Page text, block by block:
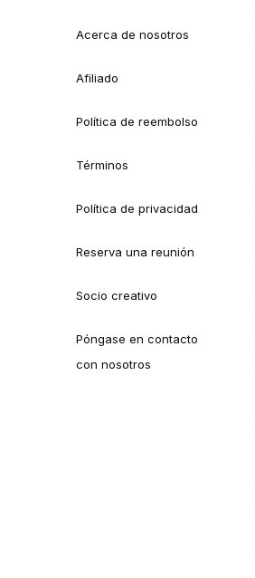
Acerca de nosotros
Afiliado
Política de reembolso
Términos
Política de privacidad
Reserva una reunión
Socio creativo
Póngase en contacto
con nosotros